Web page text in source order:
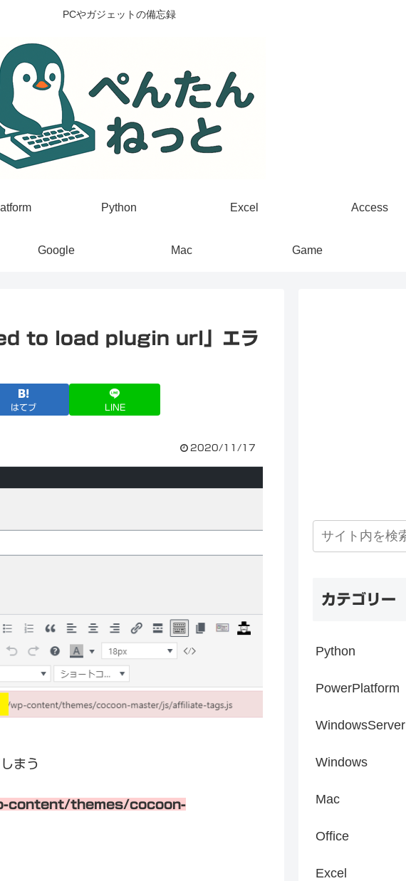
PCやガジェットの備忘録
Python Excel Access
Google Mac Game
to load plugin url」エラ
はてブ LINE
2020/11/17
まう
themes/cocoon-
カテゴリー
Python
PowerPlatform
WindowsServer
Windows
Mac
Office
Excel